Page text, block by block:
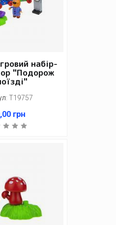
набір-
"Подорож
: Т19757
грн